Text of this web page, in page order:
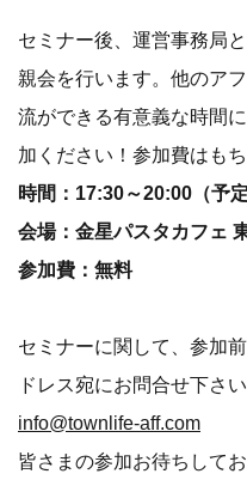
セミナー後、運営事務局
親会を行います。他のア
流ができる有意義な時間
加ください！参加費はも
時間：17:30～20:00（予定
会場：金星パスタカフェ
参加費：無料
セミナーに関して、参加
ドレス宛にお問合せ下さい
info@townlife-aff.com
皆さまの参加お待ちしてお